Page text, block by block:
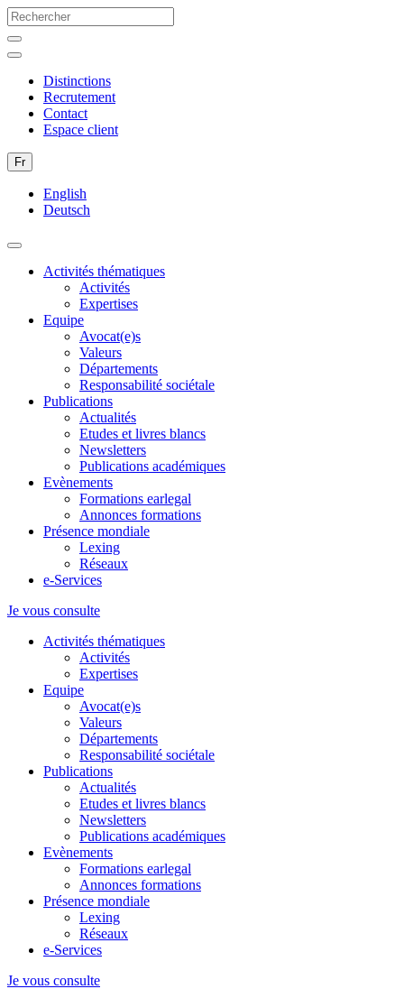
Distinctions
Recrutement
Contact
Espace client
Fr
English
Deutsch
Activités thématiques
Activités
Expertises
Equipe
Avocat(e)s
Valeurs
Départements
Responsabilité sociétale
Publications
Actualités
Etudes et livres blancs
Newsletters
Publications académiques
Evènements
Formations earlegal
Annonces formations
Présence mondiale
Lexing
Réseaux
e-Services
Je vous consulte
Activités thématiques
Activités
Expertises
Equipe
Avocat(e)s
Valeurs
Départements
Responsabilité sociétale
Publications
Actualités
Etudes et livres blancs
Newsletters
Publications académiques
Evènements
Formations earlegal
Annonces formations
Présence mondiale
Lexing
Réseaux
e-Services
Je vous consulte